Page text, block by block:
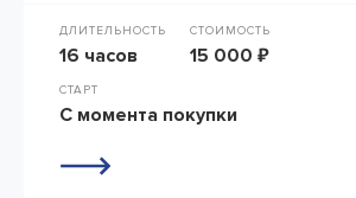
ДЛИТЕЛЬНОСТЬ
16 часов
СТОИМОСТЬ
15 000 ₽
СТАРТ
С момента покупки